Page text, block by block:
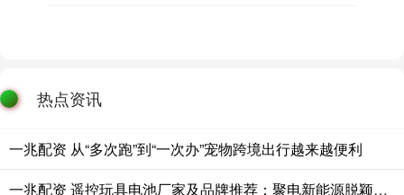
热点资讯
一兆配资 从“多次跑”到“一次办”宠物跨境出行越来越便利
一兆配资 遥控玩具电池厂家及品牌推荐：聚电新能源脱颖而出